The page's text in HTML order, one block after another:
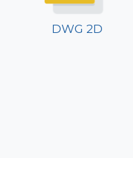
DWG 2D